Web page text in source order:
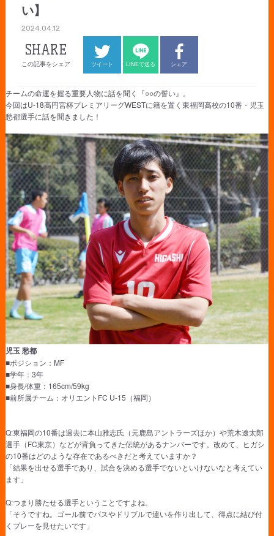
い】
2024.04.12
SHARE
この記事をシェア ツイート LINEで送る シェア
チームの命運を握る重要人物に話を聞く『○○の誓い』。
今回はU-18高円宮杯プレミアリーグWESTに籍を置く東福岡高校の10番・児玉
愁都選手に話を聞きました！
児玉 愁都
■ポジション：MF
■学年：3年
■身長/体重：165cm/59kg
■前所属チーム：オリエントFC U-15（福岡）
Q:東福岡の10番は過去に本山雅志氏（元鹿島アントラーズほか）や荒木遼太郎
選手（FC東京）などが背負ってきた伝統があるナンバーです。改めて、ヒガシ
の10番はどのような存在であるべきだと考えていますか？
「結果を出せる選手であり、試合を決める選手でないといけないなと考えてい
ます」
Q:つまり勝たせる選手ということですよね。
「そうですね。ゴール前でパスやドリブルで違いを作り出して、得点に結び付
くプレーを見せたいです」